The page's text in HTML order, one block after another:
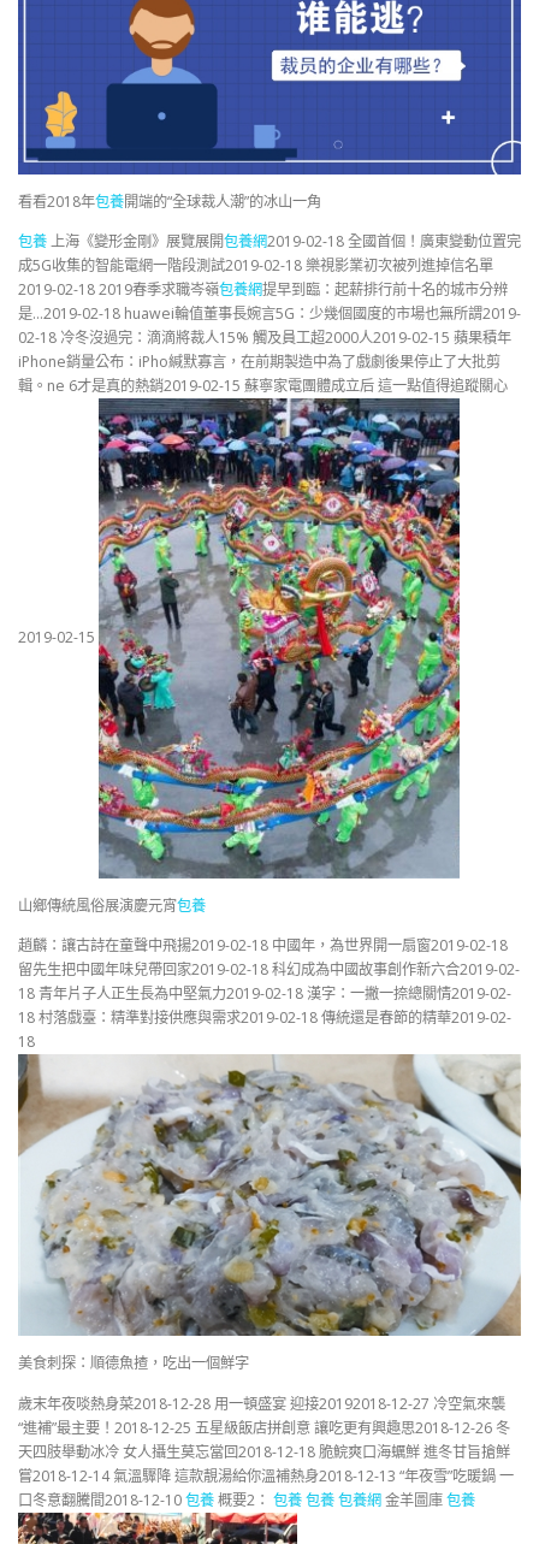
看看2018年包養開端的“全球裁人潮”的冰山一角
包養上海《變形金剛》展覽展開包養網2019-02-18 全國首個！廣東變動位置完
成5G收集的智能電網一階段測試2019-02-18 樂視影業初次被列進掉信名單
2019-02-18 2019春季求職岑嶺包養網提早到臨：起薪排行前十名的城市分辨
是…2019-02-18 huawei輪值董事長婉言5G：少幾個國度的市場也無所謂2019-
02-18 冷冬沒過完：滴滴將裁人15% 觸及員工超2000人2019-02-15 蘋果積年
iPhone銷量公布：iPho緘默寡言，在前期製造中為了戲劇後果停止了大批剪
輯。ne 6才是真的熱銷2019-02-15 蘇寧家電團體成立后 這一點值得追蹤關心
2019-02-15
山鄉傳統風俗展演慶元宵包養
趙麟：讓古詩在童聲中飛揚2019-02-18 中國年，為世界開一扇窗2019-02-18
留先生把中國年味兒帶回家2019-02-18 科幻成為中國故事創作新六合2019-02-
18 青年片子人正生長為中堅氣力2019-02-18 漢字：一撇一捺總關情2019-02-
18 村落戲臺：精準對接供應與需求2019-02-18 傳統還是春節的精華2019-02-
18
美食刺探：順德魚揸，吃出一個鮮字
歲末年夜啖熱身菜2018-12-28 用一頓盛宴 迎接20192018-12-27 冷空氣來襲
“進補”最主要！2018-12-25 五星級飯店拼創意 讓吃更有興趣思2018-12-26 冬
天四肢舉動冰冷 女人攝生莫忘當回2018-12-18 脆鯇爽口海蠣鮮 進冬甘旨搶鮮
嘗2018-12-14 氣溫驟降 這款靚湯給你溫補熱身2018-12-13 “年夜雪”吃暖鍋 一
口冬意翻騰間2018-12-10包養概要2： 包養包養包養網金羊圖庫包養